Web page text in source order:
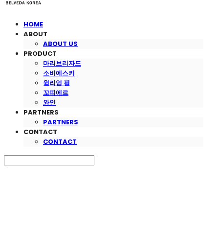
HOME
ABOUT
ABOUT US
PRODUCT
마리브리자드
소비에스키
윌리엄 필
꼬띠에르
와인
PARTNERS
PARTNERS
CONTACT
CONTACT